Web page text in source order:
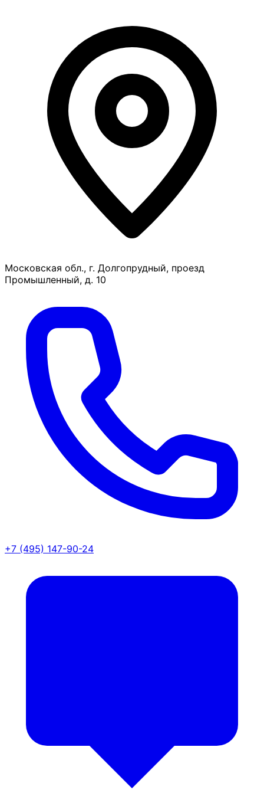
Московская обл., г. Долгопрудный, проезд
Промышленный, д. 10
+7 (495) 147-90-24